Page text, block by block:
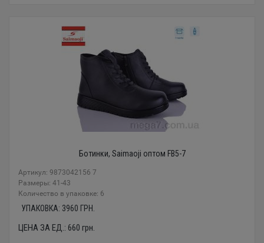
Ботинки, Saimaoji оптом FB5-7
Артикул: 9873042156 7
Размеры: 41-43
Количество в упаковке: 6
УПАКОВКА: 3960 ГРН.
ЦЕНА ЗА ЕД.: 660 грн.